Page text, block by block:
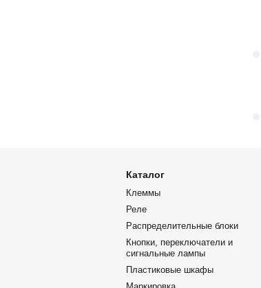
Каталог
Клеммы
Реле
Распределительные блоки
Кнопки, переключатели и
сигнальные лампы
Пластиковые шкафы